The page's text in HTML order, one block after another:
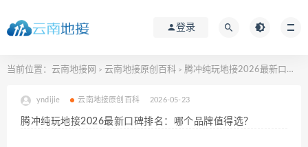
登录
当前位置： 云南地接网 > 云南地接原创百科 > 腾冲纯玩地接2026最新口碑排名：哪个品牌值得选？
yndijie 云南地接原创百科 2026-05-23
腾冲纯玩地接2026最新口碑排名：哪个品牌值得选？